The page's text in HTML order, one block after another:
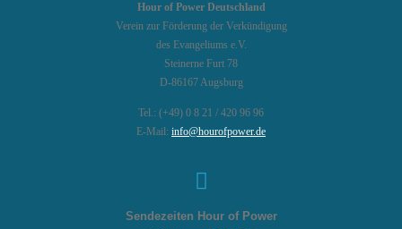
Hour of Power Deutschland
Verein zur Förderung der Verkündigung
des Evangeliums e.V.
Steinerne Furt 78
D-86167 Augsburg
Tel.: (+49) 0 8 21 / 420 96 96
E-Mail: info@hourofpower.de
Sendezeiten Hour of Power